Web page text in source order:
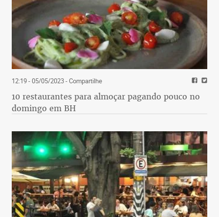
12:19 - 05/05/2023- Compartilhe
10 restaurantes para almoçar pagando pouco no
domingo em BH